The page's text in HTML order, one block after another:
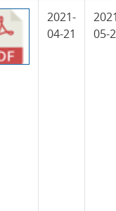
2021-
04-21
05-